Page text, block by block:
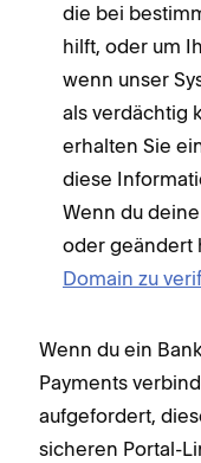
die bei
hilft, oder um
wenn unser
als verdächtig
erhalten Sie
diese
Wenn du
oder geändert
Domain zu
Wenn du ein
Payments
aufgefordert,
sicheren Portal-